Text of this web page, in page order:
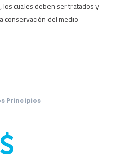
cuales deben ser tratados y
conservación del medio
Principios